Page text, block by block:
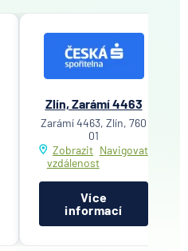
Zlín, Zarámí 4463
Zarámí 4463, Zlín, 760
01
Zobrazit
vzdálenost
Navigovat
Více
informací